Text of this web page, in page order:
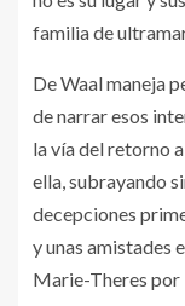
familia de
De Waal maneja
de narrar esos
la vía del retorno
ella, subrayando
decepciones
y unas amistades
Marie-Theres por